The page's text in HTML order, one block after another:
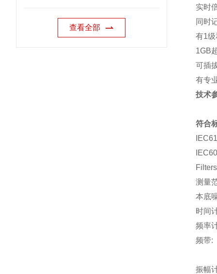
查看全部
实时
同时
有1
1GB
可插
有专
技术
符合
测量
本底
时间
频率
频带
振幅